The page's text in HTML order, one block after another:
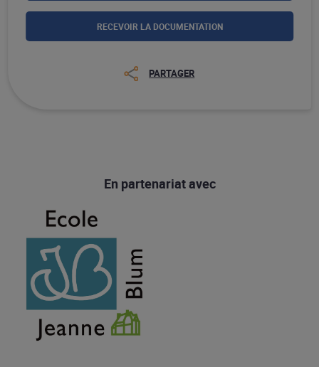
RECEVOIR LA DOCUMENTATION
PARTAGER
En partenariat avec